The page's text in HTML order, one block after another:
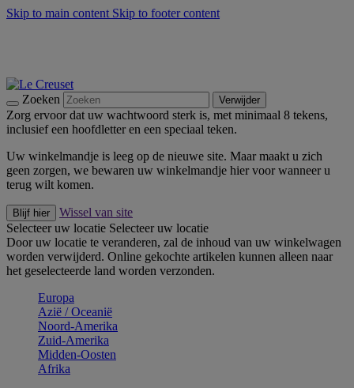
Skip to main content Skip to footer content
Zoeken Verwijder
Zorg ervoor dat uw wachtwoord sterk is, met minimaal 8 tekens,
inclusief een hoofdletter en een speciaal teken.
Uw winkelmandje is leeg op de nieuwe site. Maar maakt u zich
geen zorgen, we bewaren uw winkelmandje hier voor wanneer u
terug wilt komen.
Blijf hier
Wissel van site
Selecteer uw locatie Selecteer uw locatie
Door uw locatie te veranderen, zal de inhoud van uw winkelwagen
worden verwijderd. Online gekochte artikelen kunnen alleen naar
het geselecteerde land worden verzonden.
Europa
Aziё / Oceaniё
Noord-Amerika
Zuid-Amerika
Midden-Oosten
Afrika